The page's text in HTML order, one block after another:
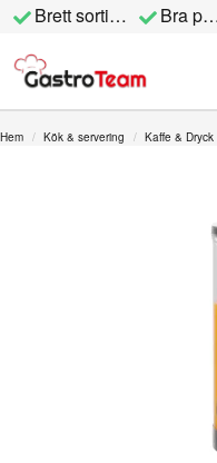
Brett sortiment Bra priser
Hem Kök & servering Kaffe & Dryck